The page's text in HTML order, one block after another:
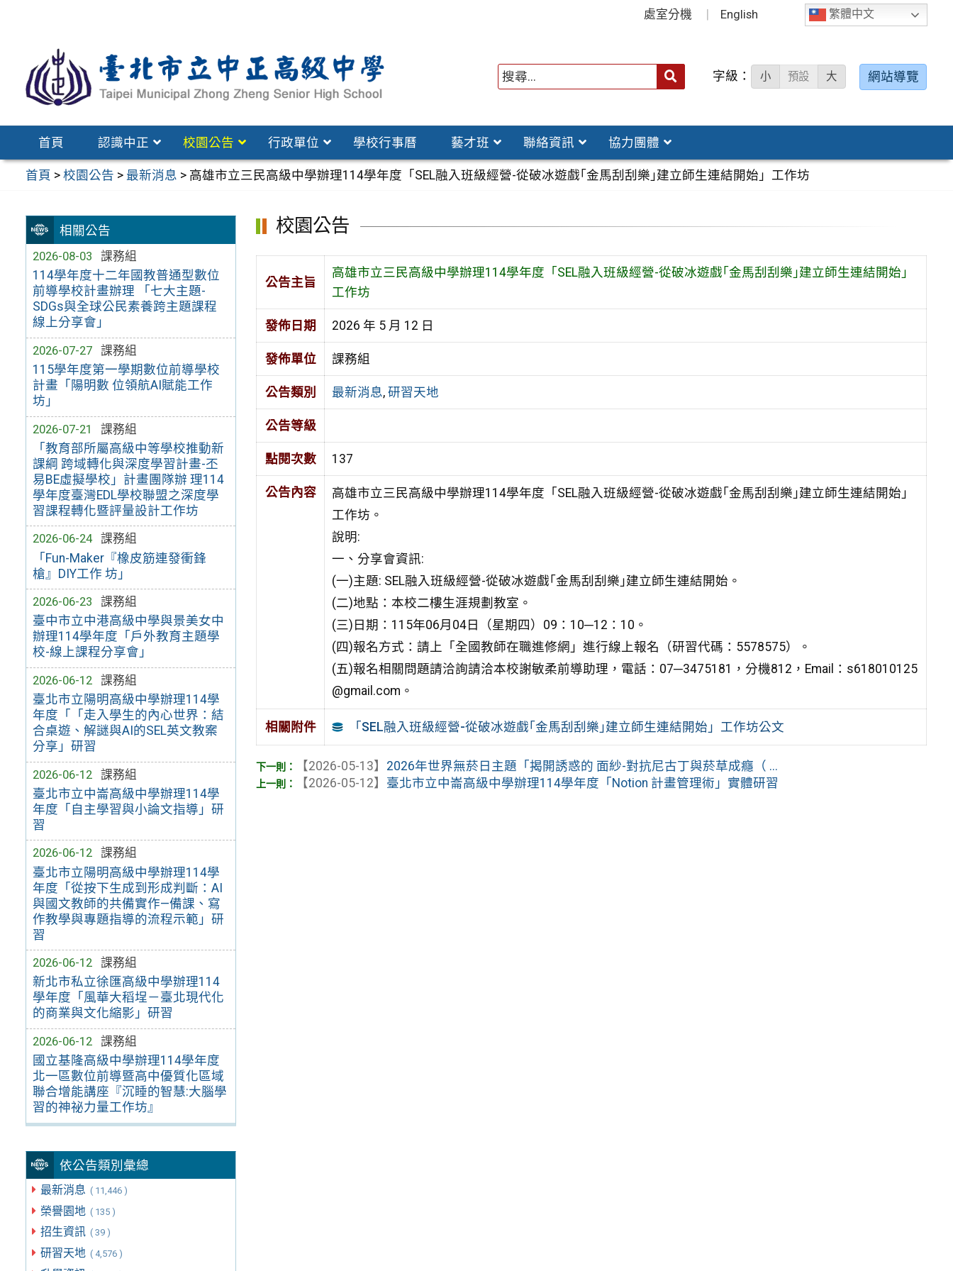
區
繁體中文
處室分機 English
字級： 小 預設 大 網站導覽
首頁 認識中正 校園公告 行政單位 學校行事曆 藝才班 聯絡資訊 協力團體
首頁 >校園公告 > 最新消息 > 高雄市立三民高級中學辦理114學年度「SEL融入班級經營-從破冰遊戲｢金馬刮刮樂｣建立師生連結開始」工作坊
相關公告
2026-08-03
課務組
114學年度十二年國教普通型數位
前導學校計畫辦理 「七大主題-
SDGs與全球公民素養跨主題課程
線上分享會」
2026-07-27
課務組
115學年度第一學期數位前導學校
計畫「陽明數 位領航AI賦能工作
坊」
2026-07-21
課務組
「教育部所屬高級中等學校推動新
課綱 跨域轉化與深度學習計畫-丕
易BE虛擬學校」計畫團隊辦 理114
學年度臺灣EDL學校聯盟之深度學
習課程轉化暨評量設計工作坊
2026-06-24
課務組
「Fun-Maker『橡皮筋連發衝鋒
槍』DIY工作 坊」
2026-06-23
課務組
臺中市立中港高級中學與景美女中
辦理114學年度「戶外教育主題學
校-線上課程分享會」
2026-06-12
課務組
臺北市立陽明高級中學辦理114學
年度「「走入學生的內心世界：結
合桌遊、解謎與AI的SEL英文教案
分享」研習
2026-06-12
課務組
臺北市立中崙高級中學辦理114學
年度「自主學習與小論文指導」研
習
2026-06-12
課務組
臺北市立陽明高級中學辦理114學
年度「從按下生成到形成判斷：AI
與國文教師的共備實作—備課、寫
作教學與專題指導的流程示範」研
習
2026-06-12
課務組
新北市私立徐匯高級中學辦理114
學年度「風華大稻埕－臺北現代化
的商業與文化縮影」研習
2026-06-12
課務組
國立基隆高級中學辦理114學年度
北一區數位前導暨高中優質化區域
聯合增能講座『沉睡的智慧:大腦學
習的神祕力量工作坊』
依公告類別彙總
最新消息 ( 11,446 )
榮譽園地 ( 135 )
招生資訊 ( 39 )
研習天地 ( 4,576 )
校園公告
公告主旨
高雄市立三民高級中學辦理114學年度「SEL融入班級經營-從破冰遊戲｢金馬刮刮樂｣建立師生連結開始」
工作坊
發佈日期 2026 年 5 月 12 日
發佈單位 課務組
公告類別 最新消息, 研習天地
公告等級
點閱次數 137
公告內容
高雄市立三民高級中學辦理114學年度「SEL融入班級經營-從破冰遊戲｢金馬刮刮樂｣建立師生連結開始」
工作坊。
說明:
一、分享會資訊:
(一)主題: SEL融入班級經營-從破冰遊戲｢金馬刮刮樂｣建立師生連結開始。
(二)地點：本校二樓生涯規劃教室。
(三)日期：115年06月04日（星期四）09：10─12：10。
(四)報名方式：請上「全國教師在職進修網」進行線上報名（研習代碼：5578575）。
(五)報名相關問題請洽詢請洽本校謝敏柔前導助理，電話：07─3475181，分機812，Email：s618010125
@gmail.com。
相關附件 「SEL融入班級經營-從破冰遊戲｢金馬刮刮樂｣建立師生連結開始」工作坊公文
【2026-05-13】 2026年世界無菸日主題「揭開誘惑的 面紗-對抗尼古丁與菸草成癮（ ...
【2026-05-12】 臺北市立中崙高級中學辦理114學年度「Notion 計畫管理術」實體研習